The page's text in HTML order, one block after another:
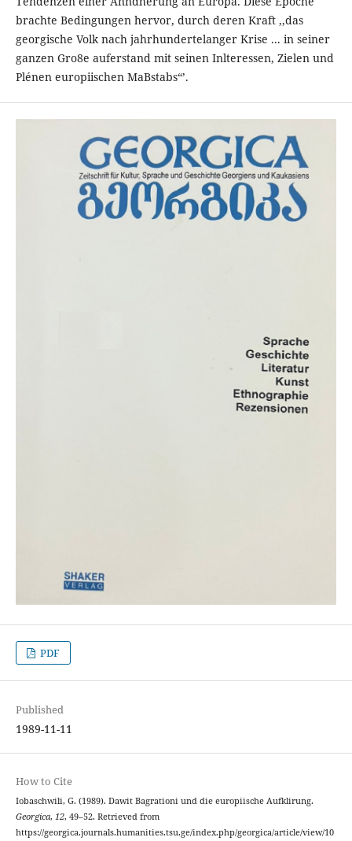
brachte Bedingungen hervor, durch deren Kraft ,,das
georgische Volk nach jahrhundertelanger Krise ... in seiner
ganzen Gro8e auferstand mit seinen Inlteressen, Zielen und
Plénen europiischen MaBstabs“’.
PDF
Published
1989-11-11
How to Cite
Iobaschwili, G. (1989). Dawit Bagrationi und die europiische Aufklirung.
Georgica, 12, 49–52. Retrieved from
https://georgica.journals.humanities.tsu.ge/index.php/georgica/article/view/10